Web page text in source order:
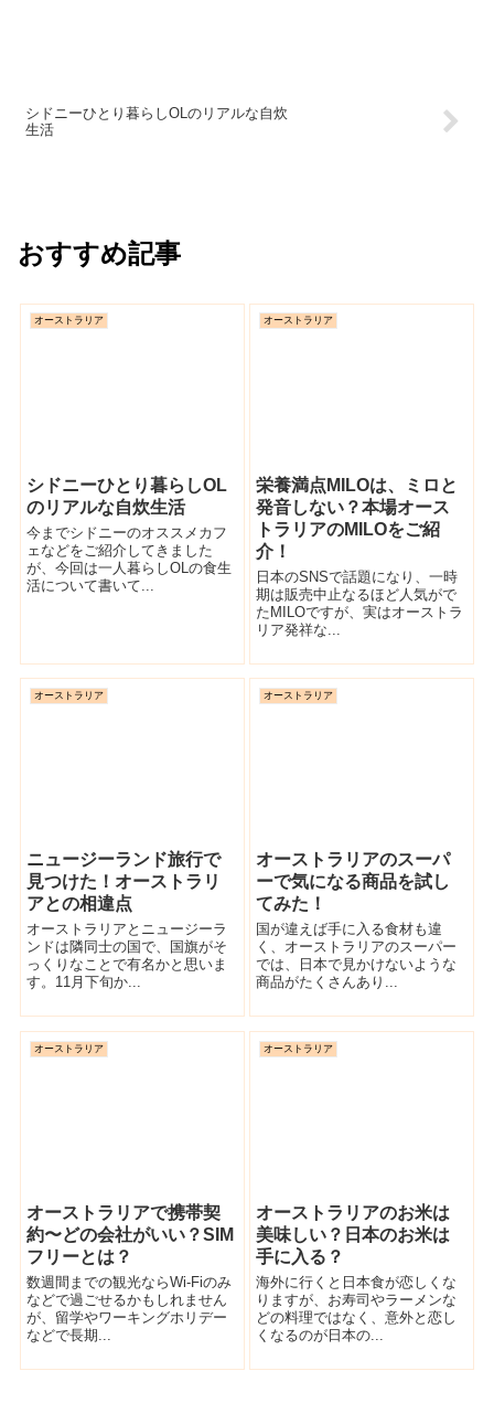
シドニーひとり暮らしOLのリアルな自炊
生活
おすすめ記事
オーストラリア
シドニーひとり暮らしOL
のリアルな自炊生活
今までシドニーのオススメカフ
ェなどをご紹介してきました
が、今回は一人暮らしOLの食生
活について書いて...
オーストラリア
栄養満点MILOは、ミロと
発音しない？本場オース
トラリアのMILOをご紹
介！
日本のSNSで話題になり、一時
期は販売中止なるほど人気がで
たMILOですが、実はオーストラ
リア発祥な...
オーストラリア
ニュージーランド旅行で
見つけた！オーストラリ
アとの相違点
オーストラリアとニュージーラ
ンドは隣同士の国で、国旗がそ
っくりなことで有名かと思いま
す。11月下旬か...
オーストラリア
オーストラリアのスーパ
ーで気になる商品を試し
てみた！
国が違えば手に入る食材も違
く、オーストラリアのスーパー
では、日本で見かけないような
商品がたくさんあり...
オーストラリア
オーストラリアで携帯契
約〜どの会社がいい？SIM
フリーとは？
数週間までの観光ならWi-Fiのみ
などで過ごせるかもしれません
が、留学やワーキングホリデー
などで長期...
オーストラリア
オーストラリアのお米は
美味しい？日本のお米は
手に入る？
海外に行くと日本食が恋しくな
りますが、お寿司やラーメンな
どの料理ではなく、意外と恋し
くなるのが日本の...